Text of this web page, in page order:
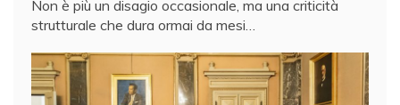
Non è più un disagio occasionale, ma una criticità
strutturale che dura ormai da mesi…